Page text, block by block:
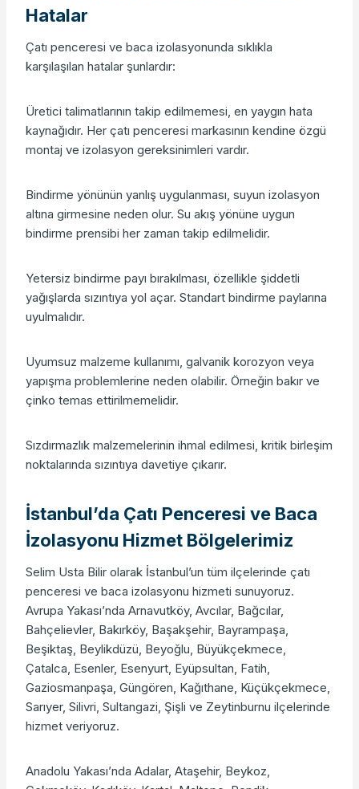
Hatalar
Çatı penceresi ve baca izolasyonunda sıklıkla
karşılaşılan hatalar şunlardır:
Üretici talimatlarının takip edilmemesi, en yaygın hata
kaynağıdır. Her çatı penceresi markasının kendine özgü
montaj ve izolasyon gereksinimleri vardır.
Bindirme yönünün yanlış uygulanması, suyun izolasyon
altına girmesine neden olur. Su akış yönüne uygun
bindirme prensibi her zaman takip edilmelidir.
Yetersiz bindirme payı bırakılması, özellikle şiddetli
yağışlarda sızıntıya yol açar. Standart bindirme paylarına
uyulmalıdır.
Uyumsuz malzeme kullanımı, galvanik korozyon veya
yapışma problemlerine neden olabilir. Örneğin bakır ve
çinko temas ettirilmemelidir.
Sızdırmazlık malzemelerinin ihmal edilmesi, kritik birleşim
noktalarında sızıntıya davetiye çıkarır.
İstanbul’da Çatı Penceresi ve Baca
İzolasyonu Hizmet Bölgelerimiz
Selim Usta Bilir olarak İstanbul’un tüm ilçelerinde çatı
penceresi ve baca izolasyonu hizmeti sunuyoruz.
Avrupa Yakası’nda Arnavutköy, Avcılar, Bağcılar,
Bahçelievler, Bakırköy, Başakşehir, Bayrampaşa,
Beşiktaş, Beylikdüzü, Beyoğlu, Büyükçekmece,
Çatalca, Esenler, Esenyurt, Eyüpsultan, Fatih,
Gaziosmanpaşa, Güngören, Kağıthane, Küçükçekmece,
Sarıyer, Silivri, Sultangazi, Şişli ve Zeytinburnu ilçelerinde
hizmet veriyoruz.
Anadolu Yakası’nda Adalar, Ataşehir, Beykoz,